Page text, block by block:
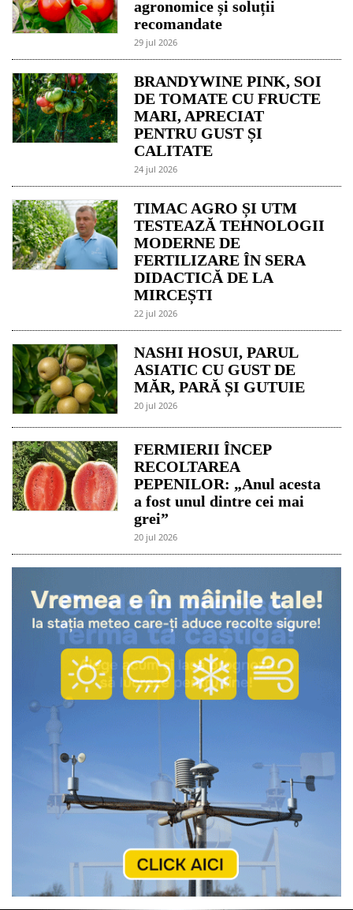
agronomice și soluții
recomandate
29 jul 2026
BRANDYWINE PINK, SOI
DE TOMATE CU FRUCTE
MARI, APRECIAT
PENTRU GUST ȘI
CALITATE
24 jul 2026
TIMAC AGRO ȘI UTM
TESTEAZĂ TEHNOLOGII
MODERNE DE
FERTILIZARE ÎN SERA
DIDACTICĂ DE LA
MIRCEȘTI
22 jul 2026
NASHI HOSUI, PARUL
ASIATIC CU GUST DE
MĂR, PARĂ ȘI GUTUIE
20 jul 2026
FERMIERII ÎNCEP
RECOLTAREA
PEPENILOR: „Anul acesta
a fost unul dintre cei mai
grei”
20 jul 2026